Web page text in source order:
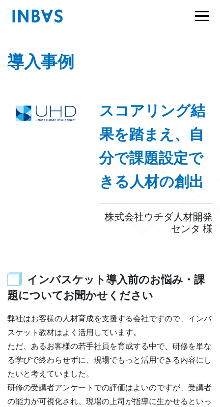
導入事例
スコアリング結
果を踏まえ、自
分で課題設定で
きる人材の創出
株式会社ウチダ人材開発
センタ 様
インバスケット導入前のお悩み・課
題についてお聞かせください
弊社はお客様の人材育成を支援する会社ですので、インバ
スケット教材はよく活用しています。
ただ、あるお客様の若手社員を育成する中で、研修を単な
る学びで終わらせずに、現場でもっと活用できる内容にし
たいと考えていました。
研修の受講者アンケートでの評価はよいのですが、受講者
の能力が可視化され、現場の上司が指導に生かせるといっ